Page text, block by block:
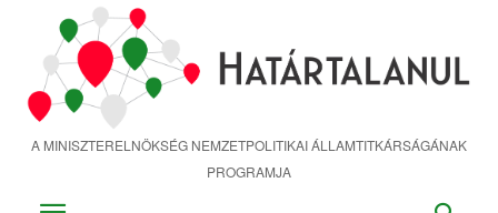
tartalomra
A MINISZTERELNÖKSÉG NEMZETPOLITIKAI ÁLLAMTITKÁRSÁGÁNAK
PROGRAMJA